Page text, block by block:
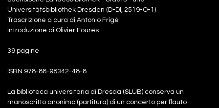
Universitätsbibliothek Dresden (D-Dl, 2519-O-1)
Trascrizione a cura di Antonio Frigé
Introduzione di Olivier Fourés
39 pagine
ISBN 978-88-98342-48-8
La biblioteca universitaria di Dresda (SLUB) conserva un
manoscritto anonimo (partitura) di un concerto per flauto